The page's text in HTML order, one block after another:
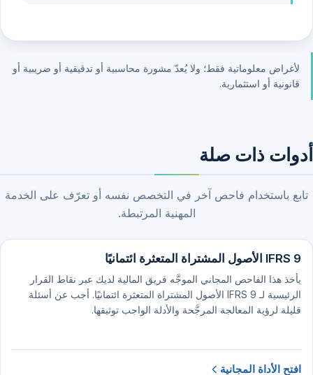
لأغراض معلوماتية فقط؛ ولا يُعدّ مشورة محاسبية أو تدقيقية أو ضريبية أو
قانونية أو استثمارية.
أدوات ذات صلة
تابع باستخدام فاحص آخر في التخصص نفسه أو تعرّف على الخدمة
المهنية المرتبطة.
IFRS 9 الأصول المشتراة المتعثرة ائتمانيًا
يأخذ هذا الفاحص المجاني الموجَّه فريق المالية لديك عبر نقاط القرار
الرئيسية لـ IFRS 9 الأصول المشتراة المتعثرة ائتمانيًا. أجب عن أسئلة
قليلة لرؤية المعالجة المرجَّحة والأدلة الواجب توثيقها.
افتح الأداة المجانية